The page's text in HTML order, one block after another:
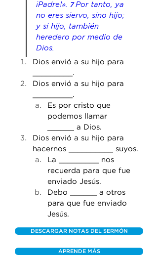
¡Padre!». 7 Por tanto, ya
no eres siervo, sino hijo;
y si hijo, también
heredero por medio de
Dios.
Dios envió a su hijo para
_________.
Dios envió a su hijo para
_________.
Es por cristo que
podemos llamar
______ a Dios.
Dios envió a su hijo para
hacernos __________ suyos.
La _________ nos
recuerda para que fue
enviado Jesús.
Debo ______ a otros
para que fue enviado
Jesús.
DESCARGAR NOTAS DEL SERMÓN
APRENDE MÁS